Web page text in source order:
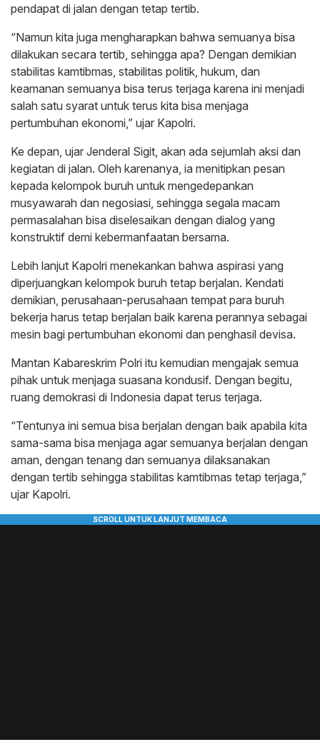
pendapat di jalan dengan tetap tertib.
“Namun kita juga mengharapkan bahwa semuanya bisa
dilakukan secara tertib, sehingga apa? Dengan demikian
stabilitas kamtibmas, stabilitas politik, hukum, dan
keamanan semuanya bisa terus terjaga karena ini menjadi
salah satu syarat untuk terus kita bisa menjaga
pertumbuhan ekonomi,” ujar Kapolri.
Ke depan, ujar Jenderal Sigit, akan ada sejumlah aksi dan
kegiatan di jalan. Oleh karenanya, ia menitipkan pesan
kepada kelompok buruh untuk mengedepankan
musyawarah dan negosiasi, sehingga segala macam
permasalahan bisa diselesaikan dengan dialog yang
konstruktif demi kebermanfaatan bersama.
Lebih lanjut Kapolri menekankan bahwa aspirasi yang
diperjuangkan kelompok buruh tetap berjalan. Kendati
demikian, perusahaan-perusahaan tempat para buruh
bekerja harus tetap berjalan baik karena perannya sebagai
mesin bagi pertumbuhan ekonomi dan penghasil devisa.
Mantan Kabareskrim Polri itu kemudian mengajak semua
pihak untuk menjaga suasana kondusif. Dengan begitu,
ruang demokrasi di Indonesia dapat terus terjaga.
“Tentunya ini semua bisa berjalan dengan baik apabila kita
sama-sama bisa menjaga agar semuanya berjalan dengan
aman, dengan tenang dan semuanya dilaksanakan
dengan tertib sehingga stabilitas kamtibmas tetap terjaga,”
ujar Kapolri.